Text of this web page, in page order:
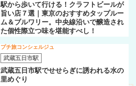
駅から歩いて行ける！クラフトビールが
旨い店７選｜東京のおすすめタップルー
ム＆ブルワリー。中央線沿いで醸造され
た個性際立つ味を堪能すべし！
プチ旅コンシェルジュ
武蔵五日市駅
武蔵五日市駅でせせらぎに誘われる水の
里めぐり